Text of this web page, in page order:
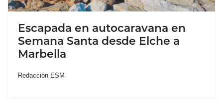
Escapada en autocaravana en
Semana Santa desde Elche a
Marbella
Redacción ESM